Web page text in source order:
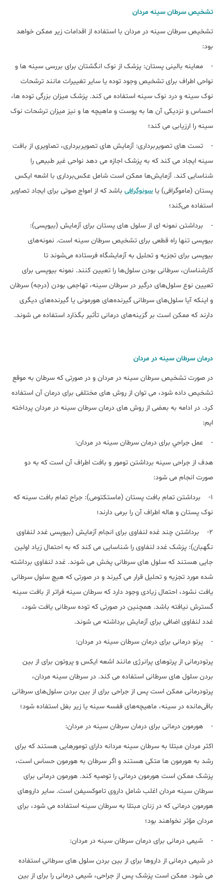
تشخیص سرطان سینه مردان
تشخیص سرطان سینه در مردان با استفاده از اقدامات زیر ممکن خواهد
بود:
- معاینه بالینی پستان: پزشک از نوک انگشتان برای بررسی سینه ها و
نواحی اطراف برای تشخیص وجود توده یا سایر تغییرات مانند ترشحات
نوک سینه و درد نوک سینه استفاده می کند. پزشک میزان بزرگی توده ها،
احساس و نزدیکی آن ها به پوست و ماهیچه ها و نیز میزان ترشحات نوک
سینه را ارزیابی می کند؛
- تست های تصویربرداری: آزمایش های تصویربرداری، تصاویری از بافت
سینه ایجاد می کند که به پزشک اجازه می دهد نواحی غیر طبیعی را
شناسایی کند. آزمایش‌ها ممکن است شامل عکس‌برداری با اشعه ایکس
پستان (ماموگرافی) یا سونوگرافی باشد که از امواج صوتی برای ایجاد تصاویر
استفاده می‌کند؛
- برداشتن نمونه ای از سلول های پستان برای آزمایش (بیوپسی):
بیوپسی تنها راه قطعی برای تشخیص سرطان سینه است. نمونه‌های
بیوپسی برای تجزیه و تحلیل به آزمایشگاه فرستاده می‌شوند تا
کارشناسان، سرطانی بودن سلول‌ها را تعیین کنند. نمونه بیوپسی برای
تعیین نوع سلول‌های درگیر در سرطان سینه، تهاجمی بودن (درجه) سرطان
و اینکه آیا سلول‌های سرطانی گیرنده‌های هورمونی یا گیرنده‌های دیگری
دارند که ممکن است بر گزینه‌های درمانی تأثیر بگذارد استفاده می شوند.
درمان سرطان سینه در مردان
در صورت تشخیص سرطان سینه در مردان و در صورتی که سرطان به موقع
تشخیص داده شود، می توان از روش های مختلفی برای درمان آن استفاده
کرد. در ادامه به بعضی از روش های درمان سرطان سینه در مردان پرداخته
ایم:
- عمل جراحي برای درمان سرطان سینه در مردان:
هدف از جراحی سینه برداشتن تومور و بافت اطراف آن است که به دو
صورت انجام می شود:
1- برداشتن تمام بافت پستان (ماستکتومی): جراح تمام بافت سینه که
نوک پستان و هاله اطراف آن را برمی دارند؛
2- برداشتن چند غده لنفاوی برای انجام آزمایش (بیوپسی غدد لنفاوی
نگهبان): پزشک غدد لنفاوی را شناسایی می کند که به احتمال زیاد اولین
جایی هستند که سلول های سرطانی پخش می شوند. غدد لنفاوی برداشته
شده مورد تجزیه و تحلیل قرار می گیرند و در صورتی که هیچ سلول سرطانی
یافت نشود، احتمال زیادی وجود دارد که سرطان سینه فراتر از بافت سینه
گسترش نیافته باشد. همچنین در صورتی که توده سرطانی یافت شود،
غدد لنفاوی اضافی برای آزمایش برداشته می شوند.
- پرتو درمانی برای درمان سرطان سینه در مردان:
پرتودرمانی از پرتوهای پرانرژی مانند اشعه ایکس و پروتون برای از بین
بردن سلول های سرطانی استفاده می کند. در سرطان سینه مردان،
پرتودرمانی ممکن است پس از جراحی برای از بین بردن سلول‌های سرطانی
باقی‌مانده در سینه، ماهیچه‌های قفسه سینه یا زیر بغل استفاده شود؛
- هورمون درمانی برای درمان سرطان سینه در مردان:
اکثر مردان مبتلا به سرطان سینه مردانه دارای تومورهایی هستند که برای
رشد به هورمون ها متکی هستند و اگر سرطان به هورمون حساس است،
پزشک ممکن است هورمون درمانی را توصیه کند. هورمون درمانی برای
سرطان سینه مردان اغلب شامل داروی تاموکسیفن است. سایر داروهای
هورمون درمانی که در زنان مبتلا به سرطان سینه استفاده می شود، برای
مردان مؤثر نخواهند بود؛
- شیمی درمانی برای درمان سرطان سینه در مردان:
در شیمی درمانی از داروها برای از بین بردن سلول های سرطانی استفاده
می شود. ممکن است پزشک پس از جراحی، شیمی درمانی را برای از بین